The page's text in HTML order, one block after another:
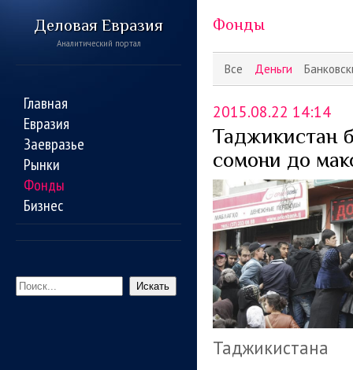
Деловая Евразия
Аналитический портал
Главная
Евразия
Заевразье
Рынки
Фонды
Бизнес
Искать
Все Деньги
Фонды
2015.08.22 14:14
Таджикистан
сомони до
Таджикистана